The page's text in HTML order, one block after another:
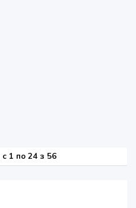
c 1 по 24 з 56